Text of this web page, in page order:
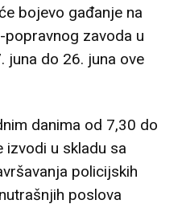
bojevo gađanje na
zavoda u
juna do 26. juna ove
danima od 7,30 do
izvodi u skladu sa
policijskih
poslova